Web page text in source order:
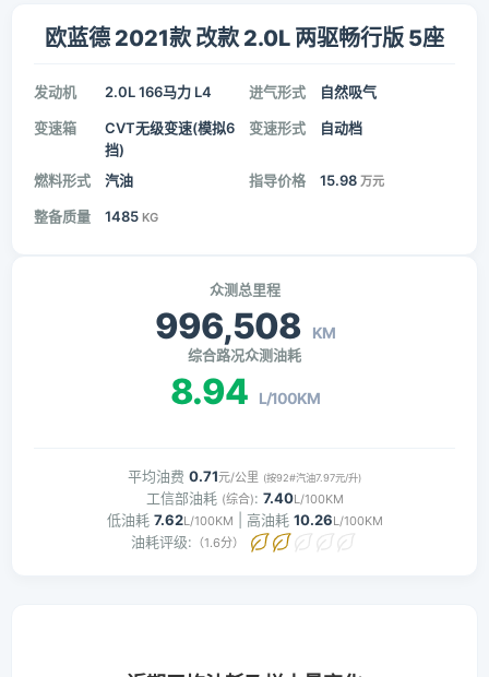
欧蓝德 2021款 改款 2.0L 两驱畅行版 5座
发动机 2.0L 166马力 L4 进气形式 自然吸气
变速箱
CVT无级变速(模拟6
挡)
变速形式 自动档
燃料形式 汽油 指导价格 15.98 万元
整备质量 1485 KG
众测总里程
996,508 KM
综合路况众测油耗
8.94 L/100KM
平均油费 0.71元/公里 (按92#汽油7.97元/升)
工信部油耗 (综合): 7.40L/100KM
低油耗 7.62L/100KM | 高油耗 10.26L/100KM
油耗评级: （1.6分）